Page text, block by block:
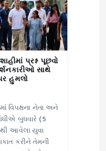
પ્રશ્ન પૂછવો
સાથે
હુમલો
વિપક્ષના નેતા અને
બુધવારે (5
આવેલા યુવા
કરીને તેમની